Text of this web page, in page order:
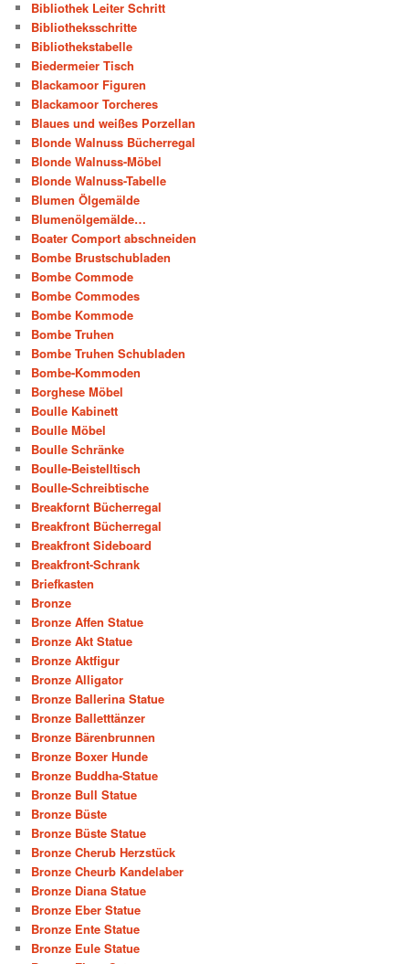
Bibliothek Leiter Schritt
Bibliotheksschritte
Bibliothekstabelle
Biedermeier Tisch
Blackamoor Figuren
Blackamoor Torcheres
Blaues und weißes Porzellan
Blonde Walnuss Bücherregal
Blonde Walnuss-Möbel
Blonde Walnuss-Tabelle
Blumen Ölgemälde
Blumenölgemälde…
Boater Comport abschneiden
Bombe Brustschubladen
Bombe Commode
Bombe Commodes
Bombe Kommode
Bombe Truhen
Bombe Truhen Schubladen
Bombe-Kommoden
Borghese Möbel
Boulle Kabinett
Boulle Möbel
Boulle Schränke
Boulle-Beistelltisch
Boulle-Schreibtische
Breakfornt Bücherregal
Breakfront Bücherregal
Breakfront Sideboard
Breakfront-Schrank
Briefkasten
Bronze
Bronze Affen Statue
Bronze Akt Statue
Bronze Aktfigur
Bronze Alligator
Bronze Ballerina Statue
Bronze Balletttänzer
Bronze Bärenbrunnen
Bronze Boxer Hunde
Bronze Buddha-Statue
Bronze Bull Statue
Bronze Büste
Bronze Büste Statue
Bronze Cherub Herzstück
Bronze Cheurb Kandelaber
Bronze Diana Statue
Bronze Eber Statue
Bronze Ente Statue
Bronze Eule Statue